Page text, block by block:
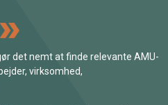
det nemt at finde relevante AMU-
virksomhed,